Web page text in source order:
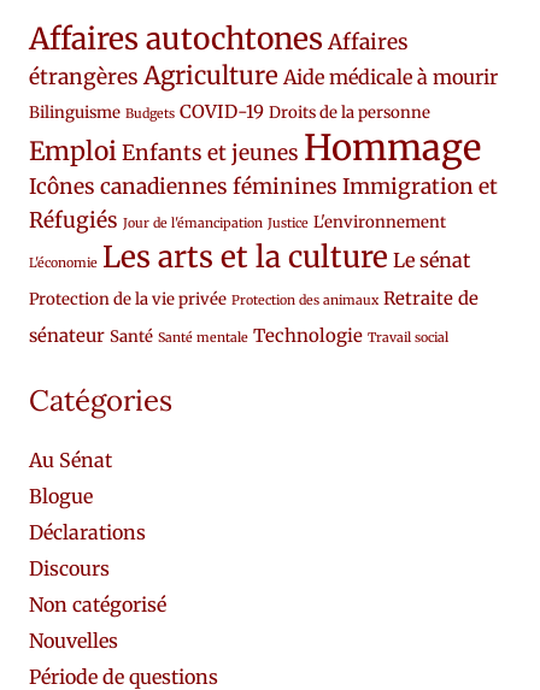
Affaires autochtones Affaires
étrangères Agriculture Aide médicale à mourir
Bilinguisme Budgets COVID-19 Droits de la personne
EmploiEnfants et jeunes Hommage
Icônes canadiennes féminines Immigration et
Réfugiés Jour de l'émancipation Justice L'environnement
L'économie Les arts et la culture Le sénat
Protection de la vie privée Protection des animaux Retraite de
sénateur Santé Santé mentale Technologie Travail social
Catégories
Au Sénat
Blogue
Déclarations
Discours
Non catégorisé
Nouvelles
Période de questions